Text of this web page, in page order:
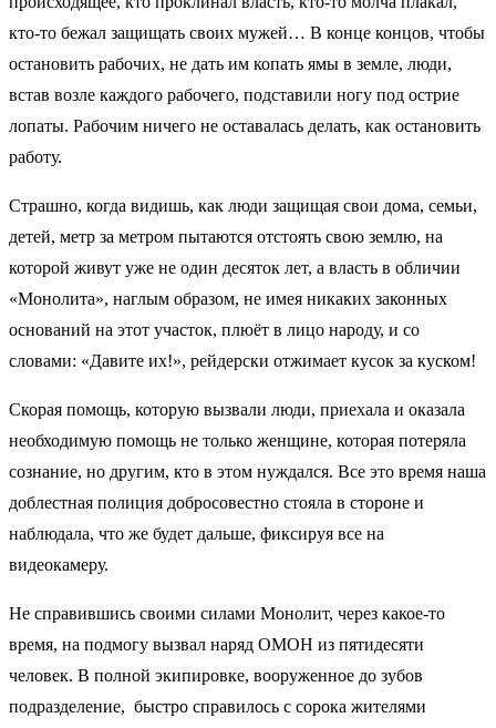
кто-то бежал защищать своих мужей… В конце концов, чтобы
остановить рабочих, не дать им копать ямы в земле, люди,
встав возле каждого рабочего, подставили ногу под острие
лопаты. Рабочим ничего не оставалась делать, как остановить
работу.
Страшно, когда видишь, как люди защищая свои дома, семьи,
детей, метр за метром пытаются отстоять свою землю, на
которой живут уже не один десяток лет, а власть в обличии
«Монолита», наглым образом, не имея никаких законных
оснований на этот участок, плюёт в лицо народу, и со
словами: «Давите их!», рейдерски отжимает кусок за куском!
Скорая помощь, которую вызвали люди, приехала и оказала
необходимую помощь не только женщине, которая потеряла
сознание, но другим, кто в этом нуждался. Все это время наша
доблестная полиция добросовестно стояла в стороне и
наблюдала, что же будет дальше, фиксируя все на
видеокамеру.
Не справившись своими силами Монолит, через какое-то
время, на подмогу вызвал наряд ОМОН из пятидесяти
человек. В полной экипировке, вооруженное до зубов
подразделение, быстро справилось с сорока жителями